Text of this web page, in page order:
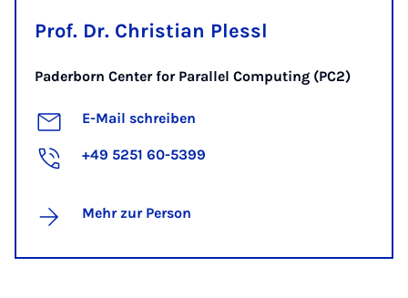
Prof. Dr. Christian Plessl
Paderborn Center for Parallel Computing (PC2)
E-Mail schreiben
+49 5251 60-5399
Mehr zur Person